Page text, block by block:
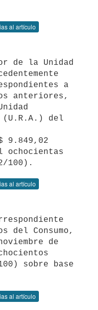
al artículo
a
anteriores,
(U.R.A.) del
9.849,02
ochocientas
al artículo
del Consumo,
de
sobre base
al artículo